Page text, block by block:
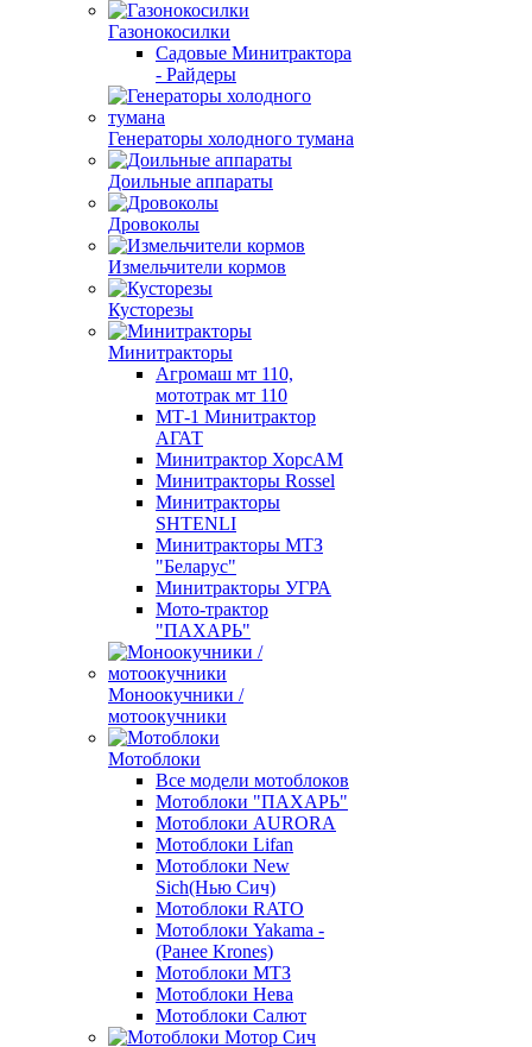
Газонокосилки
Садовые Минитрактора
- Райдеры
Генераторы холодного тумана
Доильные аппараты
Дровоколы
Измельчители кормов
Кусторезы
Минитракторы
Агромаш мт 110,
мототрак мт 110
МТ-1 Минитрактор
АГАТ
Минитрактор ХорсАМ
Минитракторы Rossel
Минитракторы
SHTENLI
Минитракторы МТЗ
"Беларус"
Минитракторы УГРА
Мото-трактор
"ПАХАРЬ"
Моноокучники /
мотоокучники
Мотоблоки
Все модели мотоблоков
Мотоблоки "ПАХАРЬ"
Мотоблоки AURORA
Мотоблоки Lifan
Мотоблоки New
Sich(Нью Сич)
Мотоблоки RATO
Мотоблоки Yakama -
(Ранее Krones)
Мотоблоки МТЗ
Мотоблоки Нева
Мотоблоки Салют